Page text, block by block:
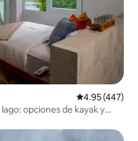
Calificación
4.95 (447)
opciones de kayak y